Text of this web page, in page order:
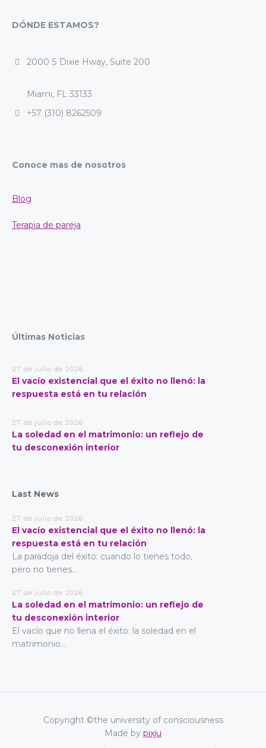
DÓNDE ESTAMOS?
2000 S Dixie Hway, Suite 200
Miami, FL 33133
+57 (310) 8262509
Conoce mas de nosotros
Blog
Terapia de pareja
Últimas Noticias
27 de julio de 2026
El vacío existencial que el éxito no llenó: la
respuesta está en tu relación
27 de julio de 2026
La soledad en el matrimonio: un reflejo de
tu desconexión interior
Last News
27 de julio de 2026
El vacío existencial que el éxito no llenó: la
respuesta está en tu relación
La paradoja del éxito: cuando lo tienes todo,
pero no tienes...
27 de julio de 2026
La soledad en el matrimonio: un reflejo de
tu desconexión interior
El vacío que no llena el éxito: la soledad en el
matrimonio...
Copyright ©the university of consciousness
Made by pixju